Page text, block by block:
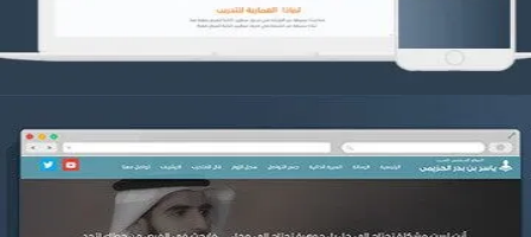
موقع ياسر بن بدر الحزيمي